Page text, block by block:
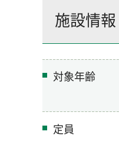
施設情報
対象年齢
定員